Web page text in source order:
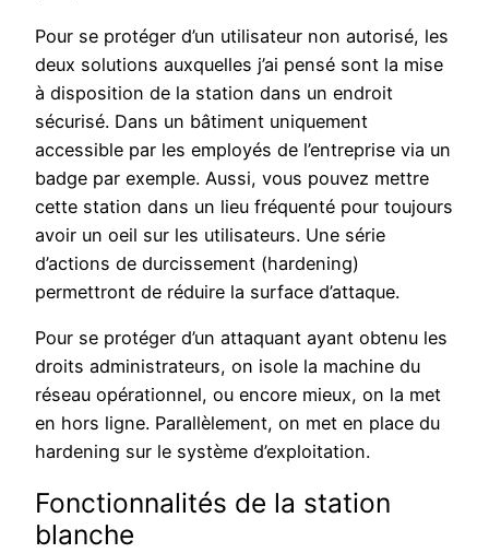
Pour se protéger d’un utilisateur non autorisé, les
deux solutions auxquelles j’ai pensé sont la mise
à disposition de la station dans un endroit
sécurisé. Dans un bâtiment uniquement
accessible par les employés de l’entreprise via un
badge par exemple. Aussi, vous pouvez mettre
cette station dans un lieu fréquenté pour toujours
avoir un oeil sur les utilisateurs. Une série
d’actions de durcissement (hardening)
permettront de réduire la surface d’attaque.
Pour se protéger d’un attaquant ayant obtenu les
droits administrateurs, on isole la machine du
réseau opérationnel, ou encore mieux, on la met
en hors ligne. Parallèlement, on met en place du
hardening sur le système d’exploitation.
Fonctionnalités de la station
blanche